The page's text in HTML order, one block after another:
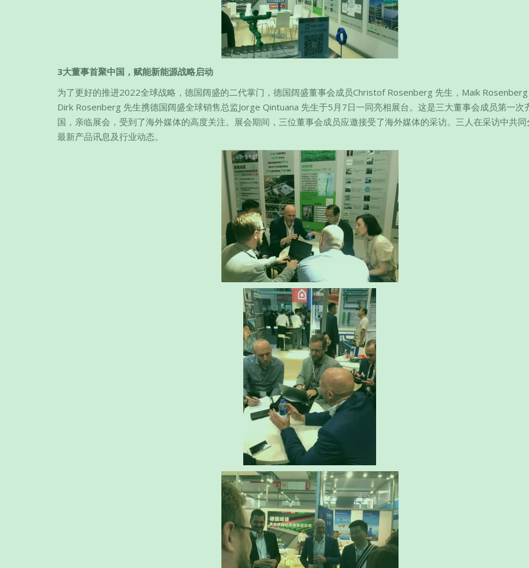
3大董事首聚中国，赋能新能源战略启动
为了更好的推进2022全球战略，德国阔盛的二代掌门，德国阔盛董事会成员Christof Rosenberg 先生，Maik
Dirk Rosenberg 先生携德国阔盛全球销售总监Jorge Qintuana 先生于5月7日一同亮相展台。这是三大董事会成员第一次
国，亲临展会，受到了海外媒体的高度关注。展会期间，三位董事会成员应邀接受了海外媒体的采访。三人在采访中共
最新产品讯息及行业动态。